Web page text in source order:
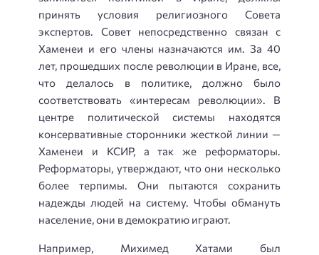
принять условия религиозного Совета
экспертов. Совет непосредственно связан с
Хаменеи и его члены назначаются им. За 40
лет, прошедших после революции в Иране, все,
что делалось в политике, должно было
соответствовать «интересам революции». В
центре политической системы находятся
консервативные сторонники жесткой линии —
Хаменеи и КСИР, а так же реформаторы.
Реформаторы, утверждают, что они несколько
более терпимы. Они пытаются сохранить
надежды людей на систему. Чтобы обмануть
население, они в демократию играют.
Например, Михимед Хатами был